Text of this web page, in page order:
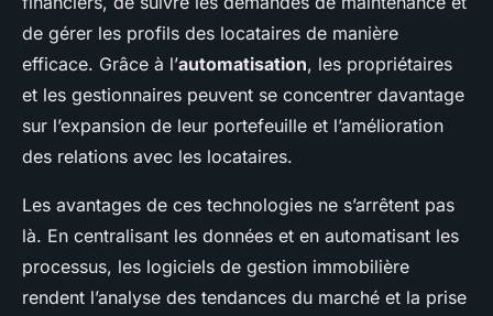
de gérer les profils des locataires de manière
efficace. Grâce à l’automatisation, les propriétaires
et les gestionnaires peuvent se concentrer davantage
sur l’expansion de leur portefeuille et l’amélioration
des relations avec les locataires.
Les avantages de ces technologies ne s’arrêtent pas
là. En centralisant les données et en automatisant les
processus, les logiciels de gestion immobilière
rendent l’analyse des tendances du marché et la prise